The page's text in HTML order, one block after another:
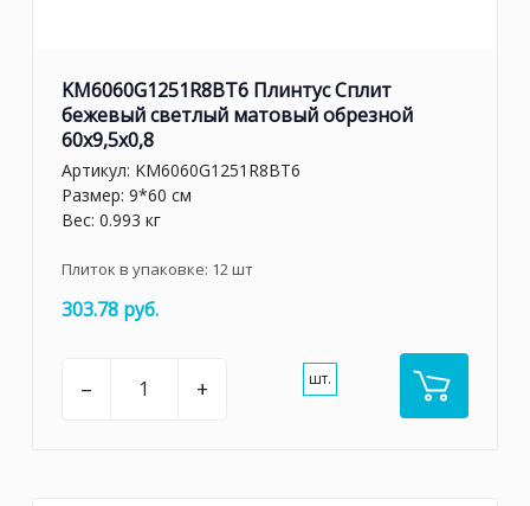
KM6060G1251R8BT6 Плинтус Сплит
бежевый светлый матовый обрезной
60x9,5x0,8
Артикул: KM6060G1251R8BT6
Размер: 9*60 см
Вес: 0.993 кг
Плиток в упаковке: 12шт
303.78 руб.
– + шт.